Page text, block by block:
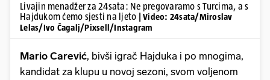
Livajin menadžer za 24sata: Ne pregovaramo s Turcima, a s
Hajdukom ćemo sjesti na ljeto
| Video: 24sata/Miroslav
Lelas/Ivo Čagalj/Pixsell/Instagram
Mario Carević, bivši igrač Hajduka i po mnogima,
kandidat za klupu u novoj sezoni, svom voljenom